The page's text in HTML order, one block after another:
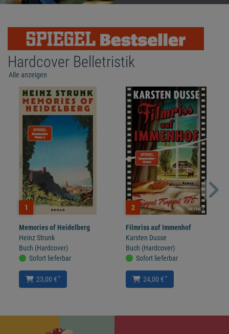
Hardcover Belletristik
Alle anzeigen
1
Memories of Heidelberg
Heinz Strunk
Buch (Hardcover)
Sofort lieferbar
23,00 € *
2
Filmriss auf Immenhof
Karsten Dusse
Buch (Hardcover)
Sofort lieferbar
24,00 € *